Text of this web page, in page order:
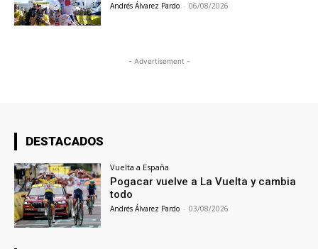
Andrés Álvarez Pardo - 06/08/2026
- Advertisement -
DESTACADOS
Vuelta a España
Pogacar vuelve a La Vuelta y cambia
todo
Andrés Álvarez Pardo - 03/08/2026